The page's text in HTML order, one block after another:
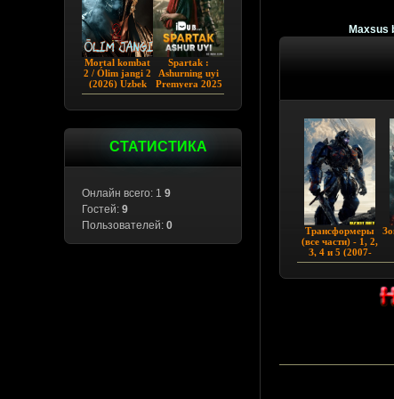
Mortal kombat
2 / Ólim jangi 2
(2026) Uzbek
tilida
Spartak :
Ashurning uyi
Premyera 2025
Barcha qismlar
СТАТИСТИКА
Онлайн всего: 1 9
Гостей: 9
Пользователей: 0
Maxsus
Tpaнcфopмepы
(вce чacти) - 1, 2,
З, 4 и 5 (2007-
2017)